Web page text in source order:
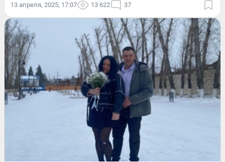
13 апреля, 2025, 17:07 13 622 37